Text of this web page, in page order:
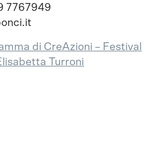
7767949
di CreAzioni – Festival
Turroni